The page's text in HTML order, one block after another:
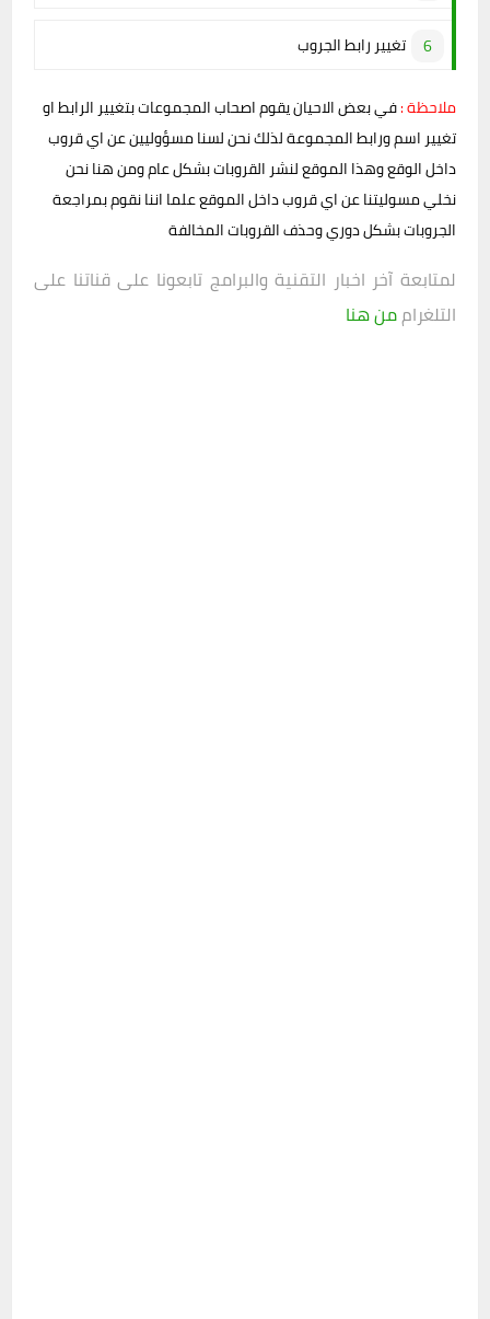
تغيير رابط الجروب
ملاحظة :في بعض الاحيان يقوم اصحاب المجموعات بتغيير الرابط او
تغيير اسم ورابط المجموعة لذلك نحن لسنا مسؤوليين عن اي قروب
داخل الوقع وهذا الموقع لنشر القروبات بشكل عام ومن هنا نحن
نخلي مسوليتنا عن اي قروب داخل الموقع علما اننا نقوم بمراجعة
الجروبات بشكل دوري وحذف القروبات المخالفة
لمتابعة آخر اخبار التقنية والبرامج تابعونا على قناتنا على
التلغراممن هنا